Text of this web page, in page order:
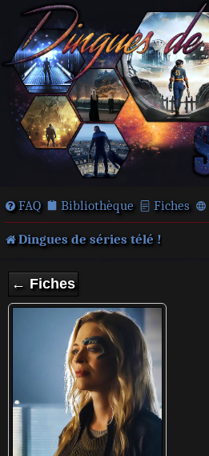
FAQ Bibliothèque Fiches
Dingues de séries télé !
← Fiches